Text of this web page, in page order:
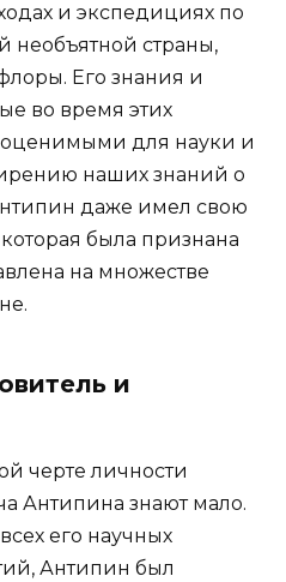
и экспедициях по
необъятной страны,
Его знания и
во время этих
для науки и
наших знаний о
даже имел свою
была признана
на множестве
и
черте личности
Антипина знают мало.
его научных
Антипин был